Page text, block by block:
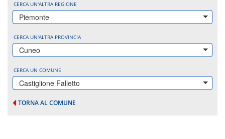
CERCA UN'ALTRA REGIONE
Piemonte
CERCA UN'ALTRA PROVINCIA
Cuneo
CERCA UN COMUNE
Castiglione Falletto
TORNA AL COMUNE